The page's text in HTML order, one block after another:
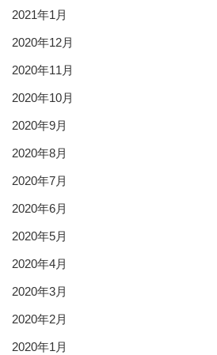
2021年1月
2020年12月
2020年11月
2020年10月
2020年9月
2020年8月
2020年7月
2020年6月
2020年5月
2020年4月
2020年3月
2020年2月
2020年1月